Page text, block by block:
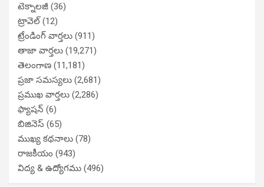
టెక్నాలజీ (36)
ట్రావెల్(12)
ట్రేండింగ్ వార్తలు (911)
తాజా వార్తలు (19,271)
తెలంగాణ (11,181)
ప్రజా సమస్యలు (2,681)
ప్రముఖ వార్తలు (2,286)
ఫ్యాషన్ (6)
బిజినెస్ (65)
ముఖ్య కథనాలు (78)
రాజకీయం (943)
విద్య & ఉద్యోగము (496)